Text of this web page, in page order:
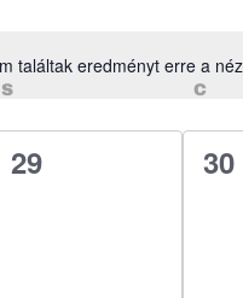
találtak eredményt erre a
S C
0
29
0
30